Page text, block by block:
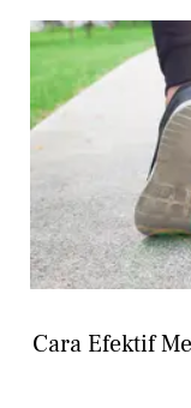
Cara Efektif